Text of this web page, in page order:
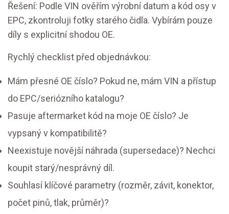
Řešení: Podle VIN ověřím výrobní datum a kód osy v
EPC, zkontroluji fotky starého čidla. Vybírám pouze
díly s explicitní shodou OE.
Rychlý checklist před objednávkou:
Mám přesné OE číslo? Pokud ne, mám VIN a přístup
do EPC/seriózního katalogu?
Pasuje aftermarket kód na moje OE číslo? Je
vypsaný v kompatibilitě?
Neexistuje novější náhrada (supersedace)? Nechci
koupit starý/nesprávný díl.
Souhlasí klíčové parametry (rozměr, závit, konektor,
počet pinů, tlak, průměr)?